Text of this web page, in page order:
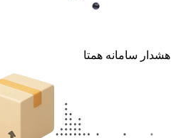
هشدار سامانه همتا